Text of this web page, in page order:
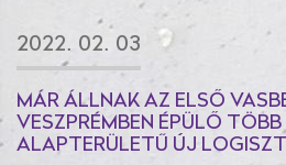
2022. 02. 03
MÁR ÁLLNAK AZ ELSŐ
VESZPRÉMBEN ÉPÜLŐ
ALAPTERÜLETŰ ÚJ